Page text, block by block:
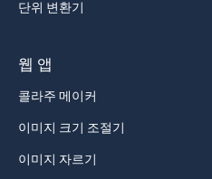
단위 변환기
웹 앱
콜라주 메이커
이미지 크기 조절기
이미지 자르기